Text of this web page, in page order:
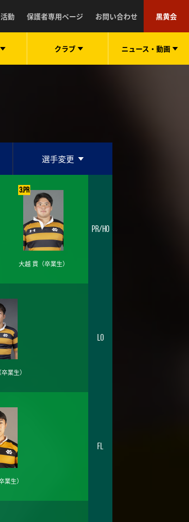
動 保護者専用ページ お問い合わせ 黒黄会
クラブ ニュース・ 動画
選手変更
3.PR
大越 貫（卒業生）
PR/HO
業生）
LO
業生）
FL